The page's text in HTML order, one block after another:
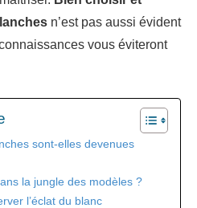
n’est pas aussi évident
vous éviteront
sont-elles devenues
la jungle des modèles ?
l’éclat du blanc